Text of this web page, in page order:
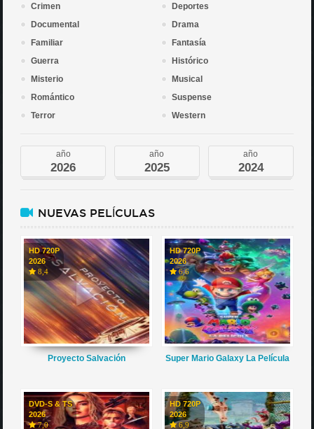
Crimen
Deportes
Documental
Drama
Familiar
Fantasía
Guerra
Histórico
Misterio
Musical
Romántico
Suspense
Terror
Western
año
2026
año
2025
año
2024
NUEVAS PELÍCULAS
HD 720P
2026
8,4
Proyecto Salvación
HD 720P
2026
6,6
Super Mario Galaxy La Película
DVD-S & TS
2026
7,0
HD 720P
2026
6,9